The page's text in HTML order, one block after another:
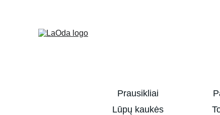
Prausikliai
Lūpų kaukės